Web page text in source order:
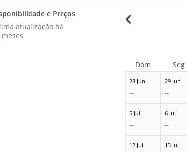
e Preços
atualização há
meses
28 Jun
--
29 Jun
--
5 Jul
--
6 Jul
--
12 Jul 13 Jul
Dom Seg